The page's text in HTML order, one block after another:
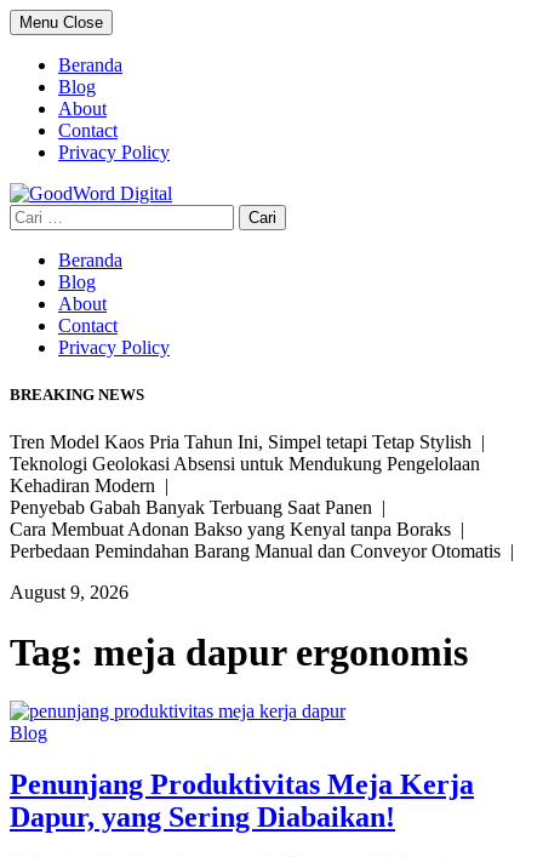
Skip
to
content
Menu Close
Beranda
Blog
About
Contact
Privacy Policy
Cari
untuk:
Beranda
Blog
About
Contact
Privacy Policy
BREAKING NEWS
Tren Model Kaos Pria Tahun Ini, Simpel tetapi Tetap Stylish |
Teknologi Geolokasi Absensi untuk Mendukung Pengelolaan
Kehadiran Modern |
Penyebab Gabah Banyak Terbuang Saat Panen |
Cara Membuat Adonan Bakso yang Kenyal tanpa Boraks |
Perbedaan Pemindahan Barang Manual dan Conveyor Otomatis |
August 9, 2026
Tag: meja dapur ergonomis
Blog
Penunjang Produktivitas Meja Kerja
Dapur, yang Sering Diabaikan!